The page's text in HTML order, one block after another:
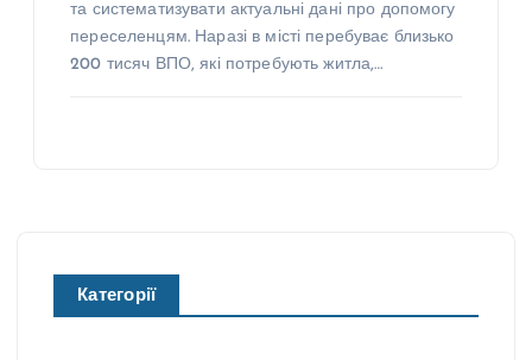
та систематизувати актуальні дані про допомогу
переселенцям. Наразі в місті перебуває близько
200 тисяч ВПО, які потребують житла,…
Категорії